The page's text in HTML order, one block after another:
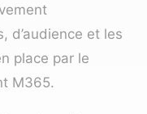
d’audience et les
place par le
M365.